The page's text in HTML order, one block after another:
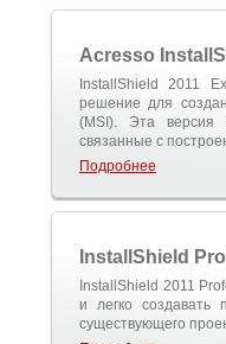
Acresso
InstallShield 2011
решение для
(MSI). Эта версия
связанные с
Подробнее
InstallShield
InstallShield 2011
и легко создавать
существующего